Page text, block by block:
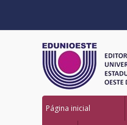
Página inicial